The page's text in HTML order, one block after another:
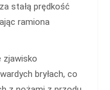
stałą prędkość
ramiona
zjawisko
bryłach, co